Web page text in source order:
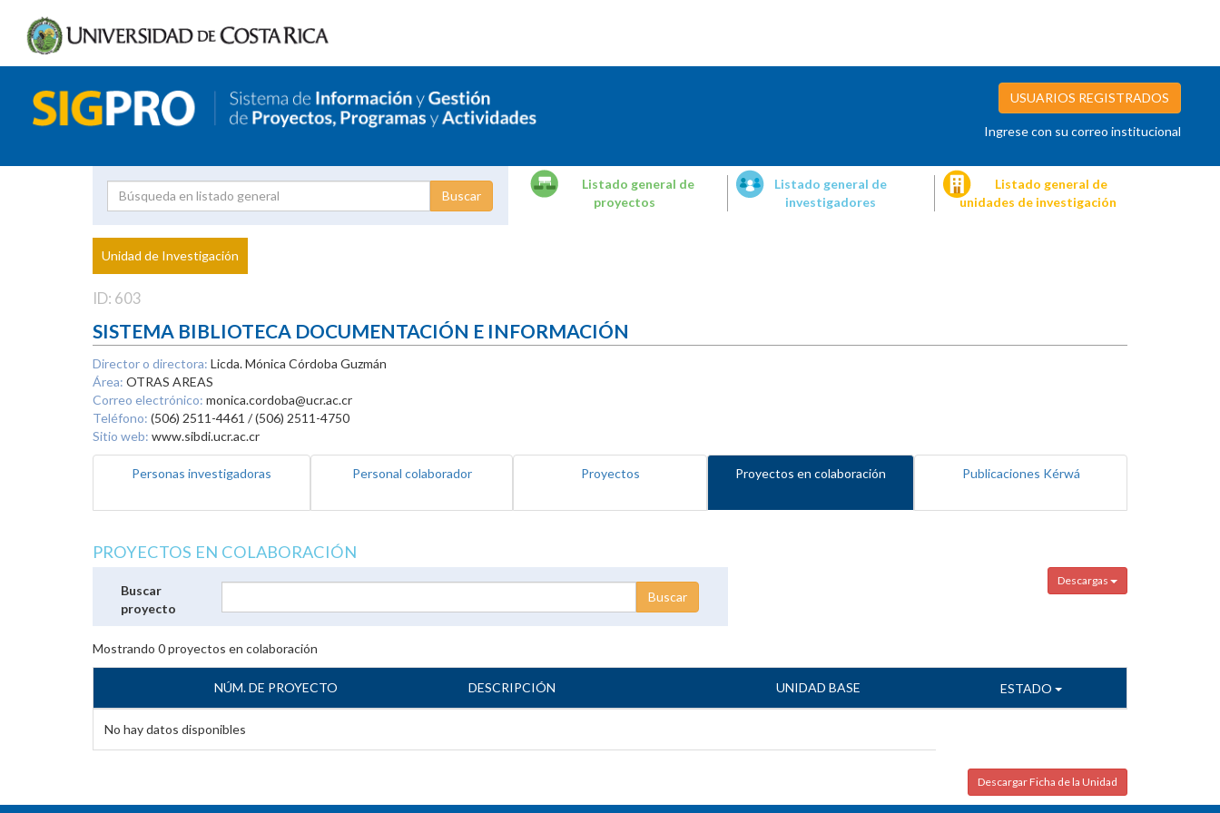
USUARIOS REGISTRADOS
Ingrese con su correo institucional
Proyecto
Investigador
Listado general de
proyectos
Listado general de
investigadores
Listado general de
unidades de investigación
Unidad de Investigación
ID: 603
SISTEMA BIBLIOTECA DOCUMENTACIÓN E INFORMACIÓN
Director o directora: Licda. Mónica Córdoba Guzmán
Área: OTRAS AREAS
Correo electrónico: monica.cordoba@ucr.ac.cr
Teléfono: (506) 2511-4461 / (506) 2511-4750
Sitio web: www.sibdi.ucr.ac.cr
Personas investigadoras Personal colaborador Proyectos Proyectos en colaboración Publicaciones Kérwá
PROYECTOS EN COLABORACIÓN
Descargas
Buscar
proyecto
Mostrando 0proyectos en colaboración
NÚM. DE PROYECTO DESCRIPCIÓN UNIDAD BASE ESTADO
No hay datos disponibles
Descargar Ficha de la Unidad